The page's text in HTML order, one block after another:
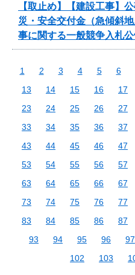
【取止め】【建設工事】
災・安全交付金（急傾斜
事に関する一般競争入札
1 2 3 4 5 6
13
14 15 16 17
23
24 25 26 27
33
34 35 36 37
43
44 45 46 47
53
54 55 56 57
63
64 65 66 67
73
74 75 76 77
83
84 85 86 87
93
94 95 96 97
102
103